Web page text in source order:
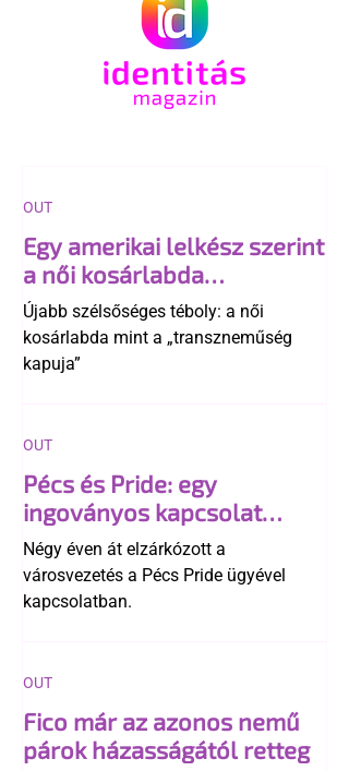
Egy amerikai lelkész szerint
a női kosárlabda
transzneműséghez vezet
Újabb szélsőséges téboly: a női
kosárlabda mint a „transzneműség
kapuja”
OUT
Pécs és Pride: egy
ingoványos kapcsolat
története
Négy éven át elzárkózott a
városvezetés a Pécs Pride ügyével
kapcsolatban.
OUT
Fico már az azonos nemű
párok házasságától retteg
OUT